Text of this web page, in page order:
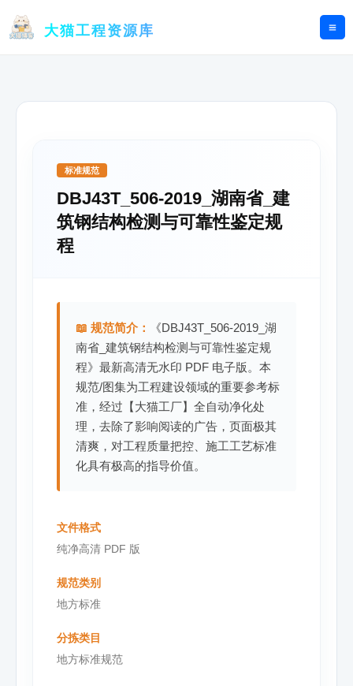
大猫工程资源库
标准规范
DBJ43T_506-2019_湖南省_建
筑钢结构检测与可靠性鉴定规
程
📖 规范简介：
《DBJ43T_506-2019_湖
南省_建筑钢结构检测与可靠性鉴定规
程》最新高清无水印 PDF 电子版。本
规范/图集为工程建设领域的重要参考标
准，经过【大猫工厂】全自动净化处
理，去除了影响阅读的广告，页面极其
清爽，对工程质量把控、施工工艺标准
化具有极高的指导价值。
文件格式
纯净高清 PDF 版
规范类别
地方标准
分拣类目
地方标准规范